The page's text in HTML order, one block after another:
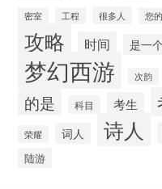
密室 工程 很多人 您的
攻略 时间 是一个
梦幻西游 次韵
的是 科目 考生
荣耀 词人 诗人
陆游